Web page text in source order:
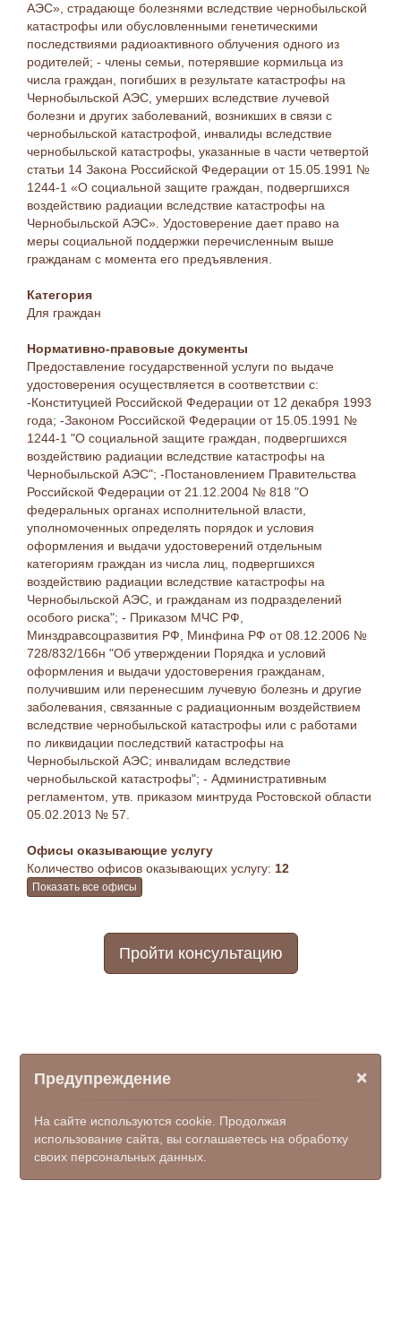
АЭС», страдающе болезнями вследствие чернобыльской
катастрофы или обусловленными генетическими
последствиями радиоактивного облучения одного из
родителей; - члены семьи, потерявшие кормильца из
числа граждан, погибших в результате катастрофы на
Чернобыльской АЭС, умерших вследствие лучевой
болезни и других заболеваний, возникших в связи с
чернобыльской катастрофой, инвалиды вследствие
чернобыльской катастрофы, указанные в части четвертой
статьи 14 Закона Российской Федерации от 15.05.1991 №
1244-1 «О социальной защите граждан, подвергшихся
воздействию радиации вследствие катастрофы на
Чернобыльской АЭС». Удостоверение дает право на
меры социальной поддержки перечисленным выше
гражданам с момента его предъявления.
Категория
Для граждан
Нормативно-правовые документы
Предоставление государственной услуги по выдаче
удостоверения осуществляется в соответствии с:
-Конституцией Российской Федерации от 12 декабря 1993
года; -Законом Российской Федерации от 15.05.1991 №
1244-1 "О социальной защите граждан, подвергшихся
воздействию радиации вследствие катастрофы на
Чернобыльской АЭС"; -Постановлением Правительства
Российской Федерации от 21.12.2004 № 818 "О
федеральных органах исполнительной власти,
уполномоченных определять порядок и условия
оформления и выдачи удостоверений отдельным
категориям граждан из числа лиц, подвергшихся
воздействию радиации вследствие катастрофы на
Чернобыльской АЭС, и гражданам из подразделений
особого риска"; - Приказом МЧС РФ,
Минздравсоцразвития РФ, Минфина РФ от 08.12.2006 №
728/832/166н "Об утверждении Порядка и условий
оформления и выдачи удостоверения гражданам,
получившим или перенесшим лучевую болезнь и другие
заболевания, связанные с радиационным воздействием
вследствие чернобыльской катастрофы или с работами
по ликвидации последствий катастрофы на
Чернобыльской АЭС; инвалидам вследствие
чернобыльской катастрофы"; - Административным
регламентом, утв. приказом минтруда Ростовской области
05.02.2013 № 57.
Офисы оказывающие услугу
Количество офисов оказывающих услугу: 12
Показать все офисы
Пройти консультацию
×
Предупреждение
На сайте используются cookie. Продолжая
использование сайта, вы соглашаетесь на обработку
своих персональных данных.